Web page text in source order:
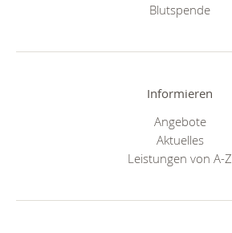
Blutspende
Informieren
Angebote
Aktuelles
Leistungen von A-Z